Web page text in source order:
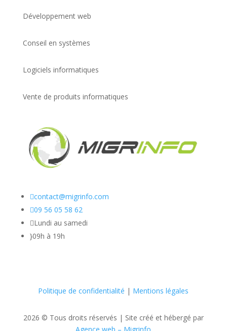
Développement web
Conseil en systèmes
Logiciels informatiques
Vente de produits informatiques
contact@migrinfo.com
09 56 05 58 62
Lundi au samedi
}09h à 19h
Politique de confidentialité | Mentions légales
2026 © Tous droits réservés | Site créé et hébergé par